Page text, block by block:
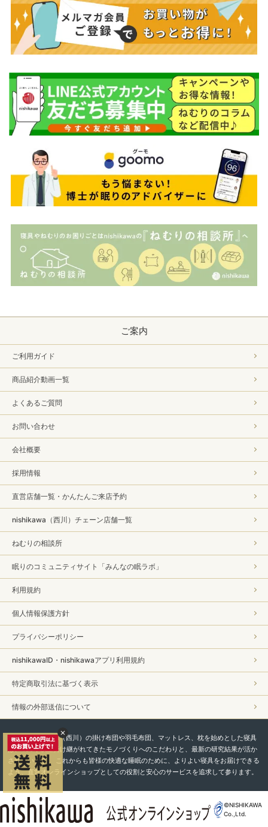
ご案内
ご利用ガイド
商品紹介動画一覧
よくあるご質問
お問い合わせ
会社概要
採用情報
直営店舗一覧・かんたんご来店予約
nishikawa（西川）チェーン店舗一覧
ねむりの相談所
眠りのコミュニティサイト「みんなの眠ラボ」
利用規約
個人情報保護方針
プライバシーポリシー
nishikawaID・nishikawaアプリ利用規約
特定商取引法に基づく表示
情報の外部送信について
私たちnishikawa（西川）の掛け布団や羽毛布団、マットレス、枕を始めとした寝具
は、450年以上受け継がれてきたモノづくりへのこだわりと、最新の研究結果が活か
されています。 これからも皆様の快適な睡眠のために、よりよい寝具をお届けできる
よう、直営オンラインショップとしての役割と安心のサービスを追求して参ります。
©NISHIKAWA
Co.,Ltd.